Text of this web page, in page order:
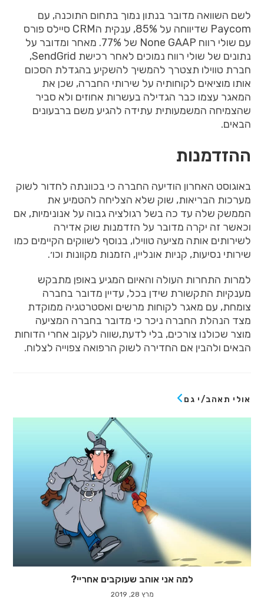
לשם השוואה מדובר בנתון נמוך בתחום התוכנה, עם
Paycom שדיווחה על ענקית הCRM סיילס פורס
עם שולי רווח של מאחר ומדובר על
נתונים של שולי רווח נמוכים לאחר רכישת
חברת טווילו תצטרך להמשיך להשקיע בהגדלת הסכום
אותו מוציאים לקוחותיה על שירותי החברה, שכן את
המאגר עצמו כבר הגדילה בעשרות אחוזים ולא סביר
שהצמיחה המשמעותית עתידה להגיע משם ברבעונים
הבאים.
ההזדמנות
באוגוסט האחרון הודיעה החברה כי בכוונתה לחדור לשוק
מערכות הבריאות, שוק שלא הצליחה להטמיע את
הממשק שלה עד כה בשל רגולציה גבוה על אנונימיות, אם
וכאשר זה יקרה מדובר על הזדמנות שוק אדירה
לשירותים אותה מציעה טווילו, בנוסף לשווקים הקיימים כמו
שירותי נסיעות, קניות אונליין, הזמנות מקוונות וכו׳.
למרות התחרות העולה והאיום המגיע באופן מתבקש
מענקיות התקשורת שידן בכל, עדיין מדובר בחברה
צומחת, עם מאגר לקוחות מרשים ואסטרטגיה ממוקדת
מצד הנהלת החברה ניכר כי מדובר בחברה המציעה
מוצר שכולנו צורכים, בלי לדעת,שווה לעקוב אחרי הדוחות
הבאים ולהבין אם החדירה לשוק הרפואה צפוייה לצלוח.
אולי תאהב/י גם
למה אני אוהב שעוקבים אחריי?
מרץ 28, 2019